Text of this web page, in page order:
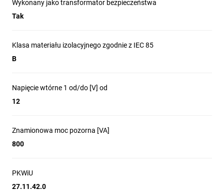
Wykonany jako transformator bezpieczeństwa
Tak
Klasa materiału izolacyjnego zgodnie z IEC 85
B
Napięcie wtórne 1 od/do [V] od
12
Znamionowa moc pozorna [VA]
800
PKWiU
27.11.42.0